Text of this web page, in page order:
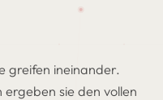
greifen ineinander.
sie den vollen